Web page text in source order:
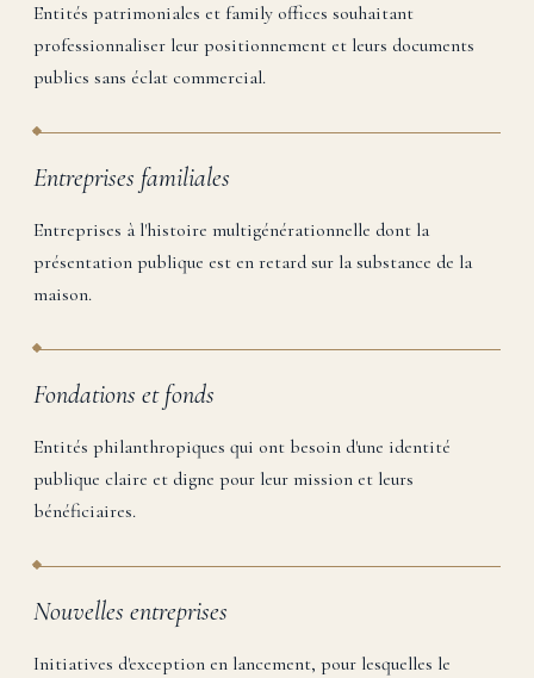
Entités patrimoniales et family offices souhaitant
professionnaliser leur positionnement et leurs documents
publics sans éclat commercial.
Entreprises familiales
Entreprises à l'histoire multigénérationnelle dont la
présentation publique est en retard sur la substance de la
maison.
Fondations et fonds
Entités philanthropiques qui ont besoin d'une identité
publique claire et digne pour leur mission et leurs
bénéficiaires.
Nouvelles entreprises
Initiatives d'exception en lancement, pour lesquelles le